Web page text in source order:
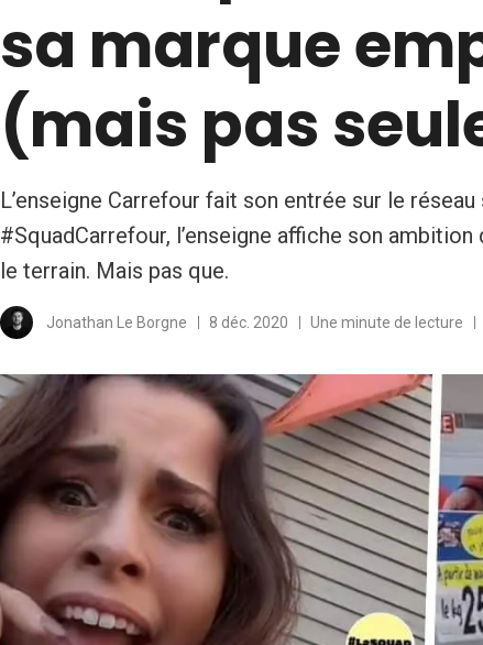
sa marque
(mais pas
L’enseigne Carrefour fait son entrée sur le
#SquadCarrefour, l’enseigne affiche son
le terrain. Mais pas que.
Jonathan Le Borgne 8 déc. 2020 Une minute de lecture